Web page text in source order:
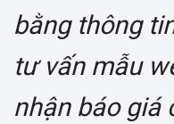
bằng thông
tư vấn mẫu
nhận báo giá